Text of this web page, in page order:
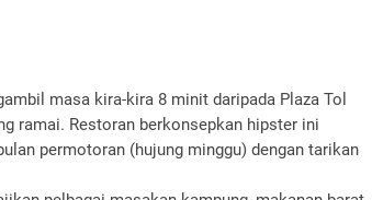
masa kira-kira 8 minit daripada Plaza Tol
ramai. Restoran berkonsepkan hipster ini
permotoran (hujung minggu) dengan tarikan